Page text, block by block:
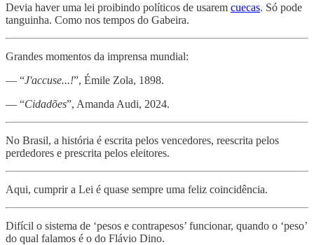
Devia haver uma lei proibindo políticos de usarem cuecas. Só pode
tanguinha. Como nos tempos do Gabeira.
Grandes momentos da imprensa mundial:
— “J'accuse...!”, Émile Zola, 1898.
— “Cidadões”, Amanda Audi, 2024.
No Brasil, a história é escrita pelos vencedores, reescrita pelos
perdedores e prescrita pelos eleitores.
Aqui, cumprir a Lei é quase sempre uma feliz coincidência.
Difícil o sistema de ‘pesos e contrapesos’ funcionar, quando o ‘peso’
do qual falamos é o do Flávio Dino.